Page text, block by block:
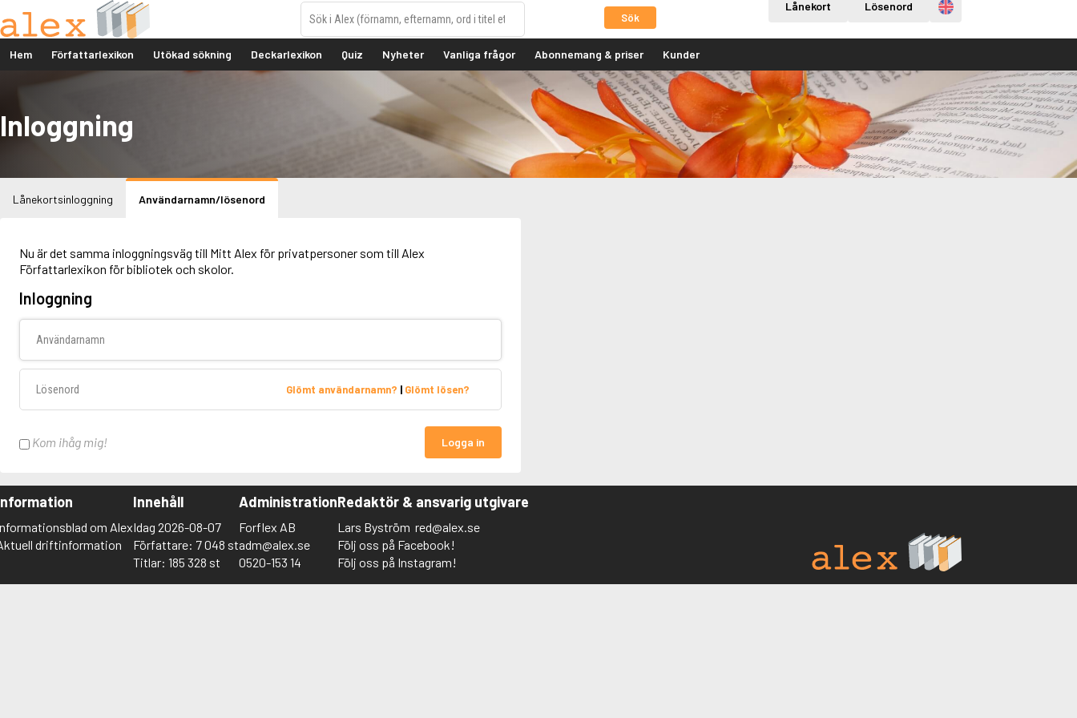
Sök
Lånekort Lösenord Engelska
Hem Författarlexikon Utökad sökning Deckarlexikon Quiz Nyheter Vanliga frågor Abonnemang & priser Kunder
Inloggning
Lånekortsinloggning Användarnamn/lösenord
Nu är det samma inloggningsväg till Mitt Alex för privatpersoner som till Alex
Författarlexikon för bibliotek och skolor.
Inloggning
Glömt användarnamn? | Glömt lösen?
Kom ihåg mig! Logga in
om Alex
driftinformation
Innehåll
Idag 2026-08-07
Författare: 7 048 st
Titlar: 185 328 st
Administration
Forflex AB
adm@alex.se
0520-153 14
Redaktör & ansvarig utgivare
Lars Byström red@alex.se
Följ oss på Facebook!
Följ oss på Instagram!